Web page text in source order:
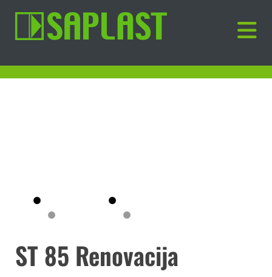
ST 85 Renovacija